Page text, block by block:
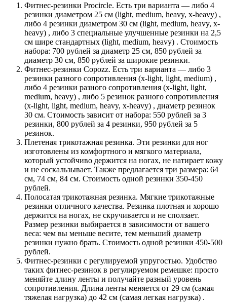
Фитнес-резинки Procircle. Есть три варианта — либо 4
резинки диаметром 25 см (light, medium, heavy, x-heavy) ,
либо 4 резинки диаметром 30 см (light, medium, heavy, x-
heavy) , либо 3 специальные улучшенные резинки на 2,5
см шире стандартных (light, medium, heavy) . Стоимость
набора: 700 рублей за диаметр 25 см, 850 рублей за
диаметр 30 см, 850 рублей за широкие резинки.
Фитнес-резинки Copozz. Есть три варианта — либо 3
резинки разного сопротивления (x-light, light, medium) ,
либо 4 резинки разного сопротивления (x-light, light,
medium, heavy) , либо 5 резинок разного сопротивления
(x-light, light, medium, heavy, x-heavy) , диаметр резинок
30 см. Стоимость зависит от набора: 550 рублей за 3
резинки, 800 рублей за 4 резинки, 950 рублей за 5
резинок.
Плетеная трикотажная резинка. Эти резинки для ног
изготовлены из комфортного и мягкого материала,
который устойчиво держится на ногах, не натирает кожу
и не соскальзывает. Также предлагается три размера: 64
см, 74 см, 84 см. Стоимость одной резинки 350-450
рублей.
Полосатая трикотажная резинка. Мягкие трикотажные
резинки отличного качества. Резинка плотная и хорошо
держится на ногах, не скручивается и не сползает.
Размер резинки выбирается в зависимости от вашего
веса: чем вы меньше весите, тем меньший диаметр
резинки нужно брать. Стоимость одной резинки 450-500
рублей.
Фитнес-резинки с регулируемой упругостью. Удобство
таких фитнес-резинок в регулируемом ремешке: просто
меняйте длину ленты и получайте разный уровень
сопротивления. Длина ленты меняется от 29 см (самая
тяжелая нагрузка) до 42 см (самая легкая нагрузка) .